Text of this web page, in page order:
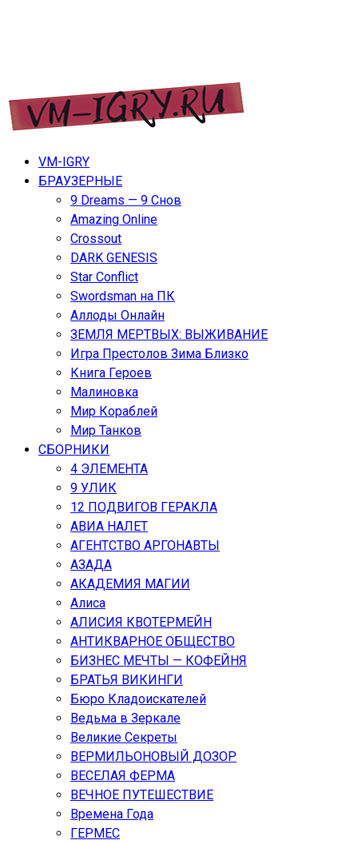
к
содержимому
VM-IGRY — игры дл ПК, ноутбуков, планшетов и
телефонов.
VM-IGRY
БРАУЗЕРНЫЕ
9 Dreams — 9 Снов
Amazing Online
Crossout
DARK GENESIS
Star Conflict
Swordsman на ПК
Аллоды Онлайн
ЗЕМЛЯ МЕРТВЫХ: ВЫЖИВАНИЕ
Игра Престолов Зима Близко
Книга Героев
Малиновка
Мир Кораблей
Мир Танков
СБОРНИКИ
4 ЭЛЕМЕНТА
9 УЛИК
12 ПОДВИГОВ ГЕРАКЛА
АВИА НАЛЕТ
АГЕНТСТВО АРГОНАВТЫ
АЗАДА
АКАДЕМИЯ МАГИИ
Алиса
АЛИСИЯ КВОТЕРМЕЙН
АНТИКВАРНОЕ ОБЩЕСТВО
БИЗНЕС МЕЧТЫ — КОФЕЙНЯ
БРАТЬЯ ВИКИНГИ
Бюро Кладоискателей
Ведьма в Зеркале
Великие Секреты
ВЕРМИЛЬОНОВЫЙ ДОЗОР
ВЕСЕЛАЯ ФЕРМА
ВЕЧНОЕ ПУТЕШЕСТВИЕ
Времена Года
ГЕРМЕС